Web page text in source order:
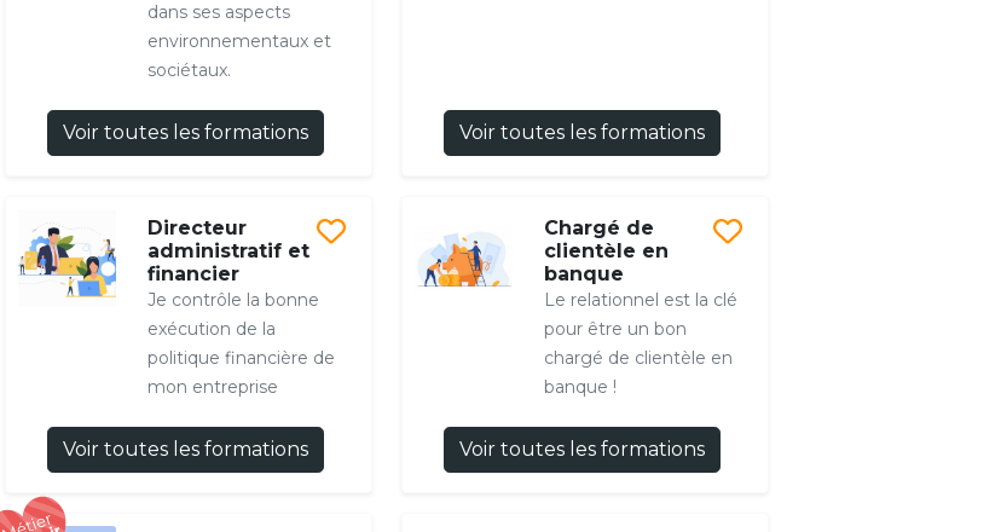
dans ses aspects
environnementaux et
sociétaux.
Voir toutes les formations Voir toutes les formations
Directeur
administratif et
financier
Je contrôle la bonne
exécution de la
politique financière de
mon entreprise
Voir toutes les formations
Chargé de
clientèle en
banque
Le relationnel est la clé
pour être un bon
chargé de clientèle en
banque !
Voir toutes les formations